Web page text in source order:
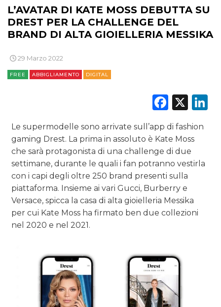
DATI
NORMATIVE
TREND
CASE HISTORY
OPINIONI
L’AVATAR DI KATE MOSS DEBUTTA SU
DREST PER LA CHALLENGE DEL
BRAND DI ALTA GIOIELLERIA MESSIKA
29 Marzo 2022
FREE ABBIGLIAMENTO DIGITAL
X
Le supermodelle sono arrivate sull’app di fashion
gaming Drest. La prima in assoluto è Kate Moss
che sarà protagonista di una challenge di due
settimane, durante le quali i fan potranno vestirla
con i capi degli oltre 250 brand presenti sulla
piattaforma. Insieme ai vari Gucci, Burberry e
Versace, spicca la casa di alta gioielleria Messika
per cui Kate Moss ha firmato ben due collezioni
nel 2020 e nel 2021.